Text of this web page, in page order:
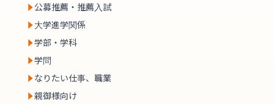
公募推薦・推薦入試
大学進学関係
学部・学科
学問
なりたい仕事、職業
親御様向け